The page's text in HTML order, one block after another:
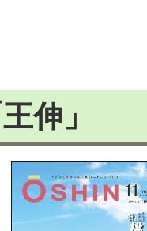
伸」